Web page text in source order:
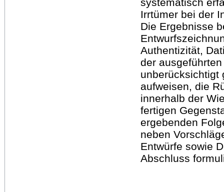
Irrtümer bei der
Die Ergebnisse
Authentizität,
der
unberücksichtigt
aufweisen, die
innerhalb der
fertigen
ergebenden
neben
Entwürfe sowie
Abschluss